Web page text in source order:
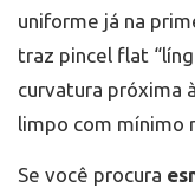
uniforme já na
traz pincel flat
curvatura próxima
limpo com mínimo
Se você procura